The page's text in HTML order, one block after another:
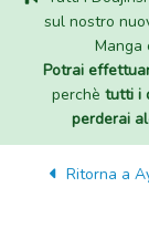
sul nostro
Manga
Potrai
perchè tutti i
perderai
Ritorna a